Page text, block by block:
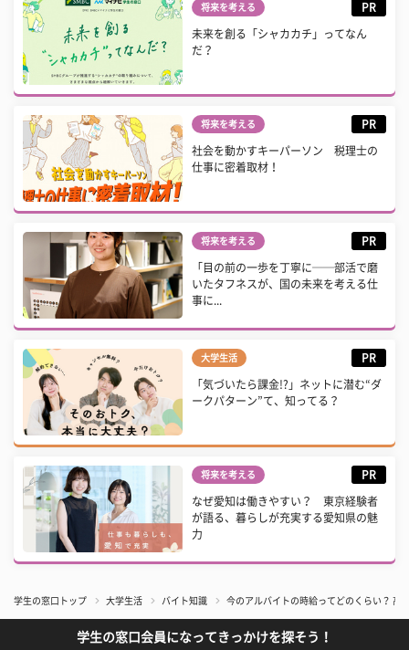
将来を考える PR
未来を創る「シャカカチ」ってなん
だ？
将来を考える PR
社会を動かすキーパーソン 税理士の
仕事に密着取材！
将来を考える PR
「目の前の一歩を丁寧に──部活で磨
いたタフネスが、国の未来を考える仕
事に...
大学生活 PR
「気づいたら課金!?」ネットに潜む“ダ
ークパターン”て、知ってる？
将来を考える PR
なぜ愛知は働きやすい？ 東京経験者
が語る、暮らしが充実する愛知県の魅
力
学生の窓口トップ 大学生活 バイト知識 今のアルバイトの時給ってどのくらい？ 高
学生の窓口会員になってきっかけを探そう！